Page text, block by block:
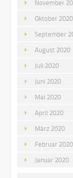
November
Oktober 2020
September
August 2020
Juli 2020
Juni 2020
Mai 2020
April 2020
März 2020
Februar 2020
Januar 2020